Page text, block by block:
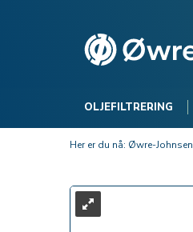
OLJEFILTRERING
Her er du nå: Øwre-Johnsen